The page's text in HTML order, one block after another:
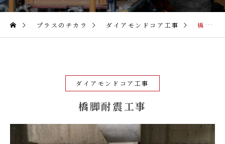
プラスのチカラ ダイアモンドコア工事 橋脚耐震工事
ダイアモンドコア工事
橋脚耐震工事